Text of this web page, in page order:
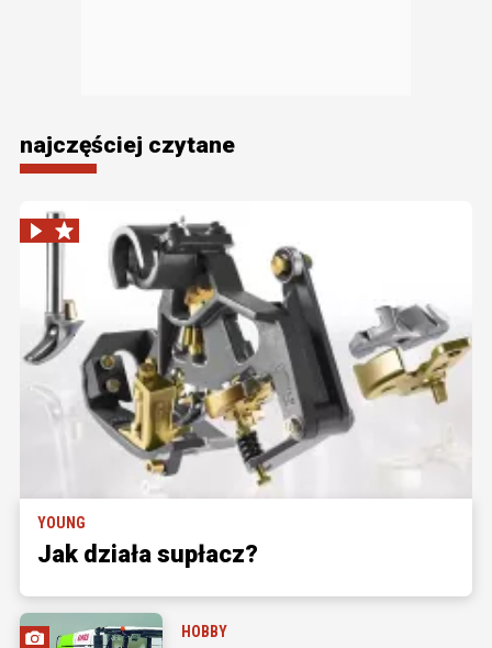
najczęściej czytane
YOUNG
Jak działa supłacz?
HOBBY